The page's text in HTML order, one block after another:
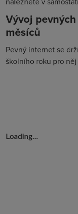
Vývoj
měsíců
Pevný internet se
školního roku pro
Loading...